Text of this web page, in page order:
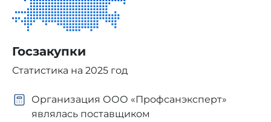
Госзакупки
Статистика на 2025 год
Организация ООО «Профсанэксперт»
являлась поставщиком